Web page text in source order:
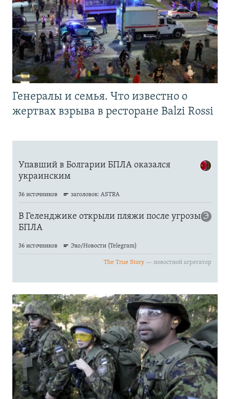
Генералы и семья. Что известно о
жертвах взрыва в ресторане Balzi Rossi